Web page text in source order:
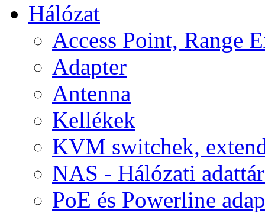
Hálózat
Access Point, Range
Adapter
Antenna
Kellékek
KVM switchek,
NAS - Hálózati
PoE és Powerline